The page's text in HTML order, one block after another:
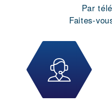
Par
Faites-